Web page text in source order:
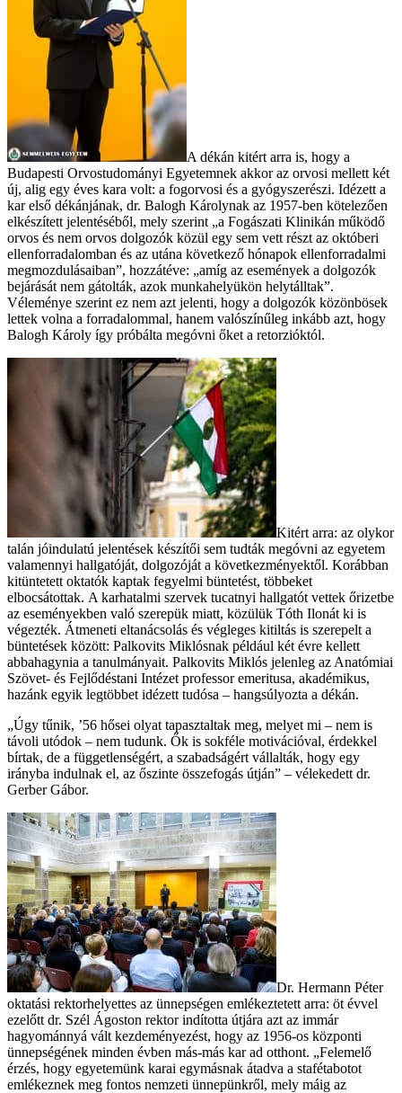
A dékán kitért arra is, hogy a
Budapesti Orvostudományi Egyetemnek akkor az orvosi mellett két
új, alig egy éves kara volt: a fogorvosi és a gyógyszerészi. Idézett a
kar első dékánjának, dr. Balogh Károlynak az 1957-ben kötelezően
elkészített jelentéséből, mely szerint „a Fogászati Klinikán működő
orvos és nem orvos dolgozók közül egy sem vett részt az októberi
ellenforradalomban és az utána következő hónapok ellenforradalmi
megmozdulásaiban”, hozzátéve: „amíg az események a dolgozók
bejárását nem gátolták, azok munkahelyükön helytálltak”.
Véleménye szerint ez nem azt jelenti, hogy a dolgozók közönbösek
lettek volna a forradalommal, hanem valószínűleg inkább azt, hogy
Balogh Károly így próbálta megóvni őket a retorzióktól.
Kitért arra: az olykor
talán jóindulatú jelentések készítői sem tudták megóvni az egyetem
valamennyi hallgatóját, dolgozóját a következményektől. Korábban
kitüntetett oktatók kaptak fegyelmi büntetést, többeket
elbocsátottak. A karhatalmi szervek tucatnyi hallgatót vettek őrizetbe
az eseményekben való szerepük miatt, közülük Tóth Ilonát ki is
végezték. Átmeneti eltanácsolás és végleges kitiltás is szerepelt a
büntetések között: Palkovits Miklósnak például két évre kellett
abbahagynia a tanulmányait. Palkovits Miklós jelenleg az Anatómiai
Szövet- és Fejlődéstani Intézet professor emeritusa, akadémikus,
hazánk egyik legtöbbet idézett tudósa – hangsúlyozta a dékán.
„Úgy tűnik, ’56 hősei olyat tapasztaltak meg, melyet mi – nem is
távoli utódok – nem tudunk. Ők is sokféle motivációval, érdekkel
bírtak, de a függetlenségért, a szabadságért vállalták, hogy egy
irányba indulnak el, az őszinte összefogás útján” – vélekedett dr.
Gerber Gábor.
Dr. Hermann Péter
oktatási rektorhelyettes az ünnepségen emlékeztetett arra: öt évvel
ezelőtt dr. Szél Ágoston rektor indította útjára azt az immár
hagyománnyá vált kezdeményezést, hogy az 1956-os központi
ünnepségének minden évben más-más kar ad otthont. „Felemelő
érzés, hogy egyetemünk karai egymásnak átadva a stafétabotot
emlékeznek meg fontos nemzeti ünnepünkről, mely máig az